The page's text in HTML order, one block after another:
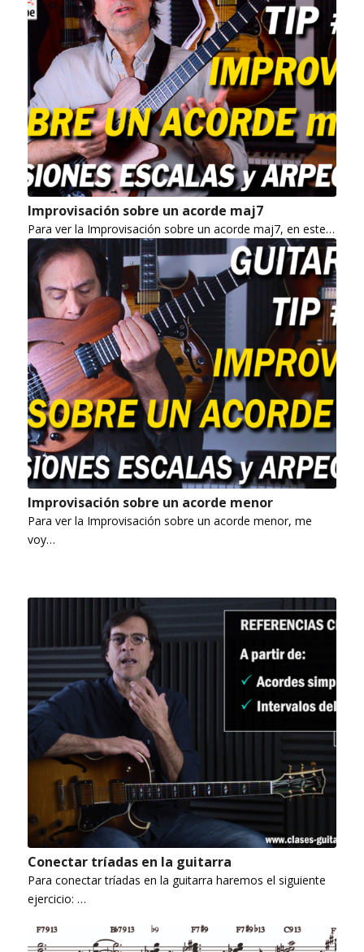
Improvisación sobre un acorde maj7
Para ver la Improvisación sobre un acorde maj7, en este…
Improvisación sobre un acorde menor
Para ver la Improvisación sobre un acorde menor, me
voy…
Conectar tríadas en la guitarra
Para conectar tríadas en la guitarra haremos el siguiente
ejercicio: …